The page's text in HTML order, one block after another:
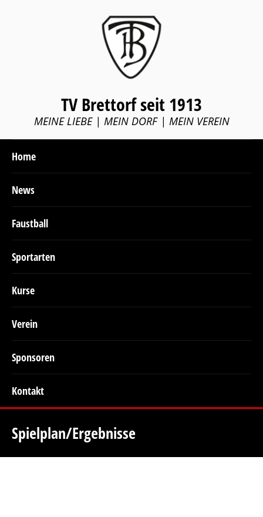
TV Brettorf seit 1913
MEINE LIEBE | MEIN DORF | MEIN VEREIN
Home
News
Faustball
Sportarten
Kurse
Verein
Sponsoren
Kontakt
Spielplan/Ergebnisse